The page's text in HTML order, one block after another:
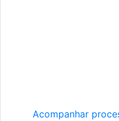
Acompanhar